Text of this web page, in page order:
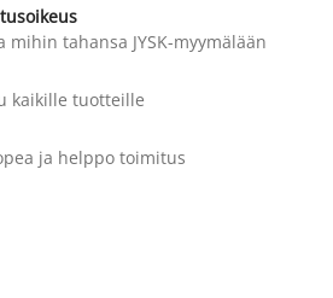
mihin tahansa JYSK-myymälään
kaikille tuotteille
ja helppo toimitus